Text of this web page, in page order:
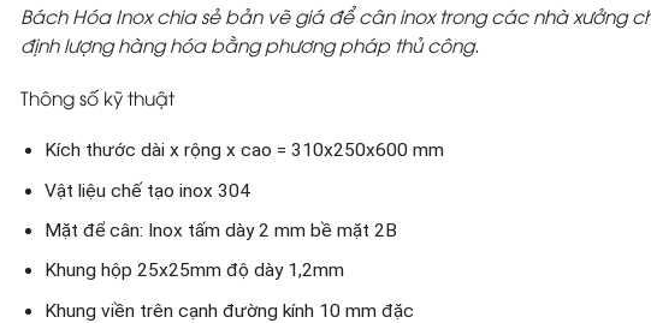
Bách Hóa Inox chia sẻ bản vẽ giá để cân inox trong các nhà xưởng
định lượng hàng hóa bằng phương pháp thủ công.
Thông số kỹ thuật
Kích thước dài x rộng x cao = 310x250x600 mm
Vật liệu chế tạo inox 304
Mặt để cân: Inox tấm dày 2 mm bề mặt 2B
Khung hộp 25x25mm độ dày 1,2mm
Khung viền trên cạnh đường kính 10 mm đặc